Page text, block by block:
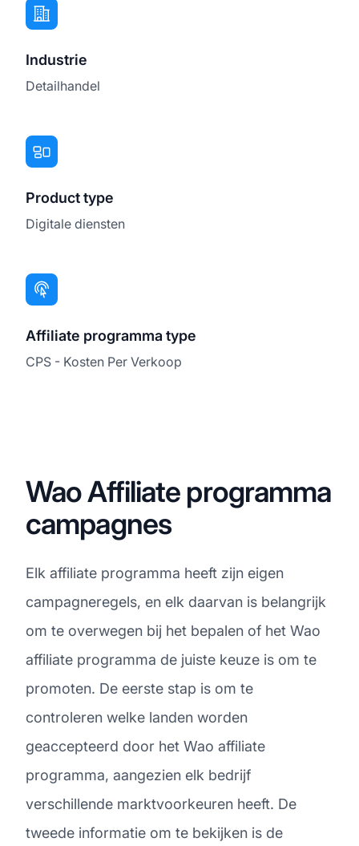
Industrie
Detailhandel
Product type
Digitale diensten
Affiliate programma type
CPS - Kosten Per Verkoop
Wao Affiliate programma
campagnes
Elk affiliate programma heeft zijn eigen
campagneregels, en elk daarvan is belangrijk
om te overwegen bij het bepalen of het Wao
affiliate programma de juiste keuze is om te
promoten. De eerste stap is om te
controleren welke landen worden
geaccepteerd door het Wao affiliate
programma, aangezien elk bedrijf
verschillende marktvoorkeuren heeft. De
tweede informatie om te bekijken is de